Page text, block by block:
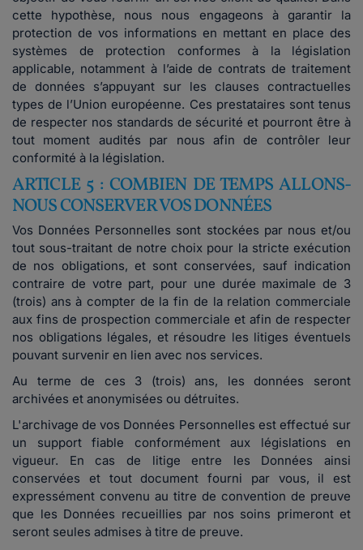
cette hypothèse, nous nous engageons à garantir la
protection de vos informations en mettant en place des
systèmes de protection conformes à la législation
applicable, notamment à l’aide de contrats de traitement
de données s’appuyant sur les clauses contractuelles
types de l’Union européenne. Ces prestataires sont tenus
de respecter nos standards de sécurité et pourront être à
tout moment audités par nous afin de contrôler leur
conformité à la législation.
ARTICLE 5 : COMBIEN DE TEMPS ALLONS-
NOUS CONSERVER VOS DONNÉES
Vos Données Personnelles sont stockées par nous et/ou
tout sous-traitant de notre choix pour la stricte exécution
de nos obligations, et sont conservées, sauf indication
contraire de votre part, pour une durée maximale de 3
(trois) ans à compter de la fin de la relation commerciale
aux fins de prospection commerciale et afin de respecter
nos obligations légales, et résoudre les litiges éventuels
pouvant survenir en lien avec nos services.
Au terme de ces 3 (trois) ans, les données seront
archivées et anonymisées ou détruites.
L'archivage de vos Données Personnelles est effectué sur
un support fiable conformément aux législations en
vigueur. En cas de litige entre les Données ainsi
conservées et tout document fourni par vous, il est
expressément convenu au titre de convention de preuve
que les Données recueillies par nos soins primeront et
seront seules admises à titre de preuve.